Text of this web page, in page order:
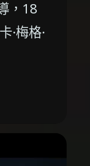
，18
·梅格·